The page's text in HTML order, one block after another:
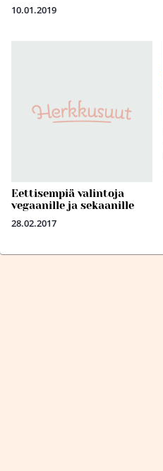
10.01.2019
Eettisempiä valintoja
vegaanille ja sekaanille
28.02.2017